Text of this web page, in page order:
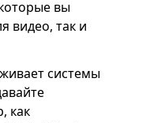
вы
видео, так и
системы
как